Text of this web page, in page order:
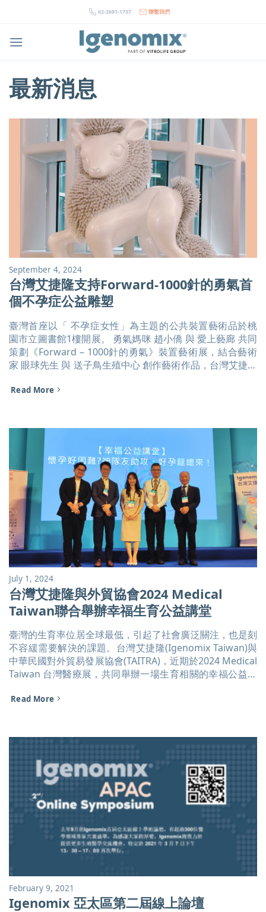
02-2697-1737 聯繫我們
最新消息
September 4, 2024
台灣艾捷隆支持Forward-1000針的勇氣首
個不孕症公益雕塑
臺灣首座以「 不孕症女性」為主題的公共裝置藝術品於桃
園市立圖書館1樓開展。 勇氣媽咪 趙小僑 與 愛上藝廊 共同
策劃《Forward – 1000針的勇氣》裝置藝術展，結合藝術
家 眼球先生 與 送子鳥生殖中心 創作藝術作品，台灣艾捷隆
次的創作是將求子過程中女性那份勇往直前的愛，化為2公
在這條路上默默付出的人。 [...]
Read More
July 1, 2024
台灣艾捷隆與外貿協會2024 Medical
Taiwan聯合舉辦幸福生育公益講堂
臺灣的生育率位居全球最低，引起了社會廣泛關注，也是刻
不容緩需要解決的課題。台灣艾捷隆(Igenomix Taiwan)與
中華民國對外貿易發展協會(TAITRA)，近期於2024 Medical
Taiwan 台灣醫療展，共同舉辦一場生育相關的幸福公益講
ECCT家庭友善聯盟組長 許修豪律師，茂盛板橋生殖中心 吳
治療發展與生殖基因科技趨勢全方位面向，也特別邀請55萬
艾捷隆身為歐洲商會的家庭友善聯盟(FFA)發起成員之一，
持續關注和支持創造友善家庭職場，希望能扭轉企業朝主動
協助員工家庭問題改善，並持續與FFA針對相關政策向政府
建言。我們也承諾持續將最新的生殖基因技術，與台灣醫療
院所和病患合作，完成盡快擁有健康寶寶的夢想，也期盼社
會大眾能用更多包容和支持在生育路上努力的夥伴們。 [...]
Read More
February 9, 2021
Igenomix 亞太區第二屆線上論壇